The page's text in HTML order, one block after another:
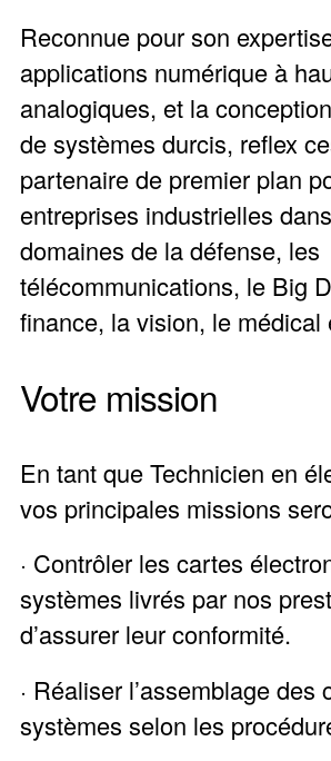
Reconnue pour son
applications numérique à
analogiques, et la conception
de systèmes durcis, reflex
partenaire de premier plan
entreprises industrielles
domaines de la défense, les
télécommunications, le Big
finance, la vision, le médical
Votre mission
En tant que Technicien en
vos principales missions
· Contrôler les cartes
systèmes livrés par nos
d’assurer leur conformité.
· Réaliser l’assemblage des
systèmes selon les